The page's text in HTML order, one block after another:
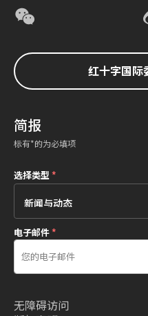
红十字国际
简报
标有*的为必填项
选择类型*
电子邮件*
无障碍访问